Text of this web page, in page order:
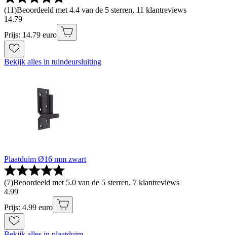
(11)Beoordeeld met 4.4 van de 5 sterren, 11 klantreviews
14.79
Prijs: 14.79 euro
Bekijk alles in tuindeursluiting
Plaatduim Ø16 mm zwart
(7)Beoordeeld met 5.0 van de 5 sterren, 7 klantreviews
4.99
Prijs: 4.99 euro